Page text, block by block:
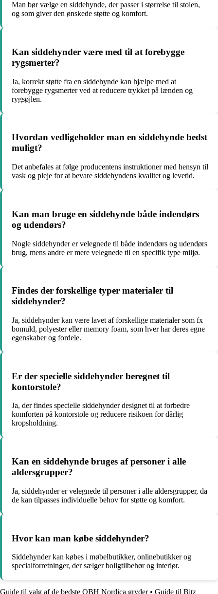
Man bør vælge en siddehynde, der passer i størrelse til stolen,
og som giver den ønskede støtte og komfort.
Kan siddehynder være med til at forebygge
rygsmerter?
Ja, korrekt støtte fra en siddehynde kan hjælpe med at
forebygge rygsmerter ved at reducere trykket på lænden og
rygsøjlen.
Hvordan vedligeholder man en siddehynde bedst
muligt?
Det anbefales at følge producentens instruktioner med hensyn til
vask og pleje for at bevare siddehyndens kvalitet og levetid.
Kan man bruge en siddehynde både indendørs
og udendørs?
Nogle siddehynder er velegnede til både indendørs og udendørs
brug, mens andre er mere velegnede til en specifik type miljø.
Findes der forskellige typer materialer til
siddehynder?
Ja, siddehynder kan være lavet af forskellige materialer som fx
bomuld, polyester eller memory foam, som hver har deres egne
egenskaber og fordele.
Er der specielle siddehynder beregnet til
kontorstole?
Ja, der findes specielle siddehynder designet til at forbedre
komforten på kontorstole og reducere risikoen for dårlig
kropsholdning.
Kan en siddehynde bruges af personer i alle
aldersgrupper?
Ja, siddehynder er velegnede til personer i alle aldersgrupper, da
de kan tilpasses individuelle behov for støtte og komfort.
Hvor kan man købe siddehynder?
Siddehynder kan købes i møbelbutikker, onlinebutikker og
specialforretninger, der sælger boligtilbehør og interiør.
Guide til valg af de bedste OBH Nordica gryder• Guide til Bitz